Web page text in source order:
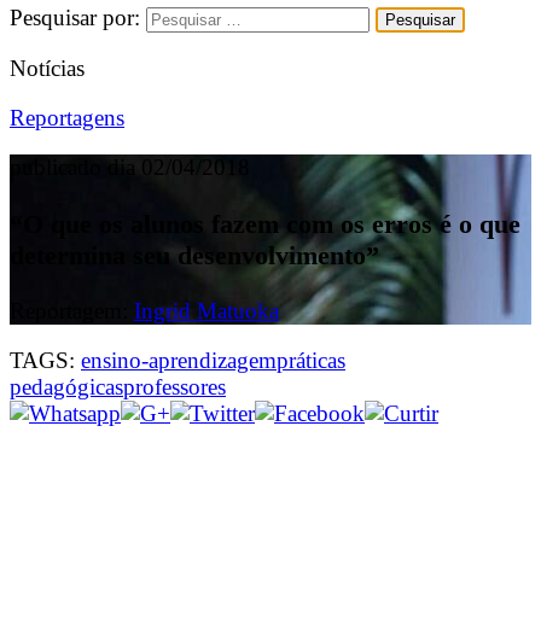
Pesquisar por:
Notícias
Reportagens
publicado dia 02/04/2018
“O que os alunos fazem com os erros é o que
determina seu desenvolvimento”
Ingrid Matuoka
TAGS: ensino-aprendizagempráticas
pedagógicasprofessores